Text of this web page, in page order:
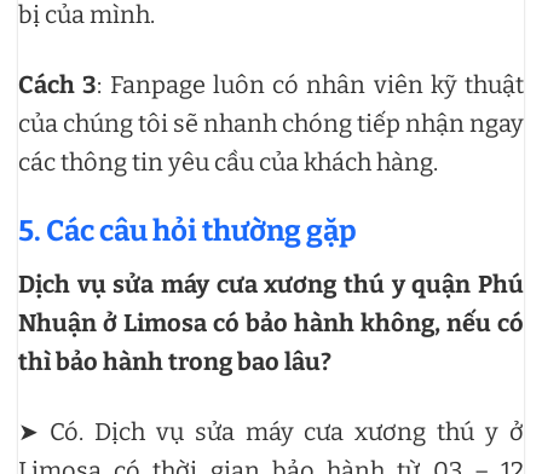
bị của mình.
Cách 3: Fanpage luôn có nhân viên kỹ thuật
của chúng tôi sẽ nhanh chóng tiếp nhận ngay
các thông tin yêu cầu của khách hàng.
5. Các câu hỏi thường gặp
Dịch vụ sửa máy cưa xương thú y quận Phú
Nhuận ở Limosa có bảo hành không, nếu có
thì bảo hành trong bao lâu?
➤ Có. Dịch vụ sửa máy cưa xương thú y ở